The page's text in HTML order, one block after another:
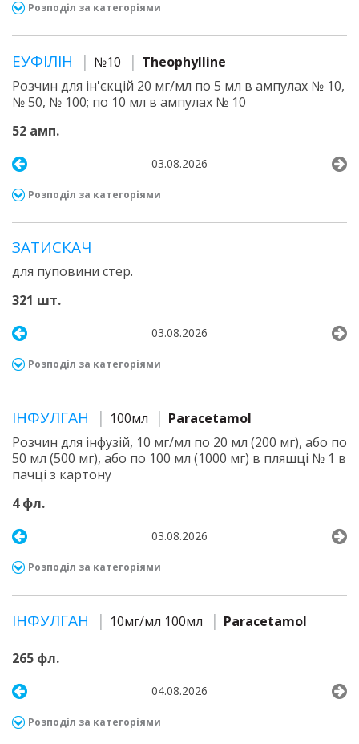
Розподіл за категоріями
ЕУФІЛІН №10
Theophylline
Розчин для ін'єкцій 20 мг/мл по 5 мл в ампулах № 10,
№ 50, № 100; по 10 мл в ампулах № 10
52 амп.
03.08.2026
Розподіл за категоріями
ЗАТИСКАЧ
для пуповини стер.
321 шт.
03.08.2026
Розподіл за категоріями
ІНФУЛГАН 100мл
Paracetamol
Розчин для інфузій, 10 мг/мл по 20 мл (200 мг), або по
50 мл (500 мг), або по 100 мл (1000 мг) в пляшці № 1 в
пачці з картону
4 фл.
03.08.2026
Розподіл за категоріями
ІНФУЛГАН 10мг/мл 100мл Paracetamol
265 фл.
04.08.2026
Розподіл за категоріями